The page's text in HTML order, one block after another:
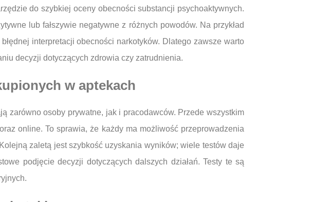
do szybkiej oceny obecności substancji psychoaktywnych.
lub fałszywie negatywne z różnych powodów. Na przykład
interpretacji obecności narkotyków. Dlatego zawsze warto
decyzji dotyczących zdrowia czy zatrudnienia.
w aptekach
zarówno osoby prywatne, jak i pracodawców. Przede wszystkim
online. To sprawia, że każdy ma możliwość przeprowadzenia
zaletą jest szybkość uzyskania wyników; wiele testów daje
podjęcie decyzji dotyczących dalszych działań. Testy te są